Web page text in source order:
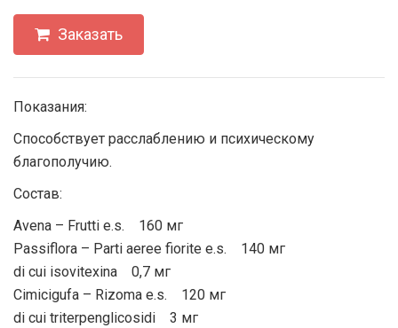
Заказать
Показания:
Способствует расслаблению и психическому
благополучию.
Состав:
Avena – Frutti e.s. 160 мг
Passiflora – Parti aeree fiorite e.s. 140 мг
di cui isovitexina 0,7 мг
Cimicigufa – Rizoma e.s. 120 мг
di cui triterpenglicosidi 3 мг